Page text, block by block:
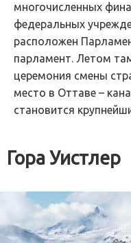
многочисленных
федеральных
расположен
парламент. Летом
церемония смены
место в Оттаве –
становится
Гора Уистлер